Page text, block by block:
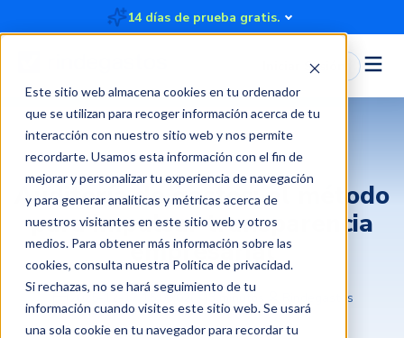
Este sitio web almacena cookies en tu ordenador
que se utilizan para recoger información acerca de tu
interacción con nuestro sitio web y nos permite
recordarte. Usamos esta información con el fin de
mejorar y personalizar tu experiencia de navegación
y para generar analíticas y métricas acerca de
nuestros visitantes en este sitio web y otros
medios. Para obtener más información sobre las
cookies, consulta nuestra Política de privacidad.
Si rechazas, no se hará seguimiento de tu
información cuando visites este sitio web. Se usará
una sola cookie en tu navegador para recordar tu
14 días de prueba gratis.
Iniciar Sesión
Auditoría de gastos: el método
para impulsar transparencia
empresarial
2025-12-17 15:00:02 Rindegastos